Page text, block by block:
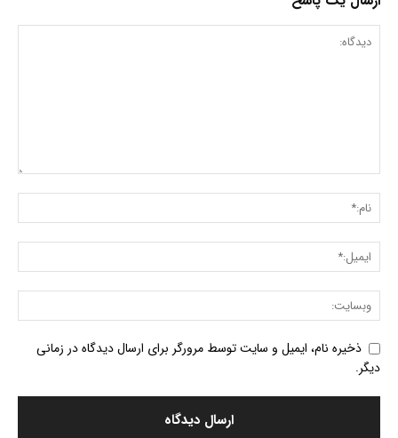
ذخیره نام، ایمیل و سایت توسط مرورگر برای ارسال دیدگاه در زمانی
دیگر.